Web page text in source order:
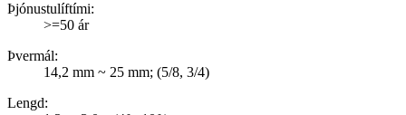
Þjónustulíftími:
>=50 ár
Þvermál:
14,2 mm ~ 25 mm; (5/8, 3/4)
Lengd: